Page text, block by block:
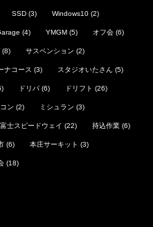
SSD (3) Windows10 (2)
(4) YMGM (5) オフ会 (6)
(8) サスペンション (2)
ナコース (3) スタジオいたさん (5)
ドリパ (6) ドリフト (26)
ン (2) ミシュラン (3)
富士スピードウェイ (22) 持込作業 (6)
(6) 本庄サーキット (3)
(18)